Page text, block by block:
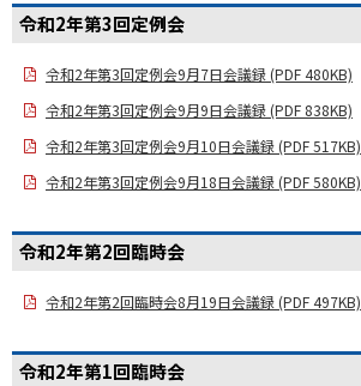
令和2年第3回定例会
令和2年第3回定例会9月7日会議録 (PDF 480KB)
令和2年第3回定例会9月9日会議録 (PDF 838KB)
令和2年第3回定例会9月10日会議録 (PDF 517KB)
令和2年第3回定例会9月18日会議録 (PDF 580KB)
令和2年第2回臨時会
令和2年第2回臨時会8月19日会議録 (PDF 497KB)
令和2年第1回臨時会